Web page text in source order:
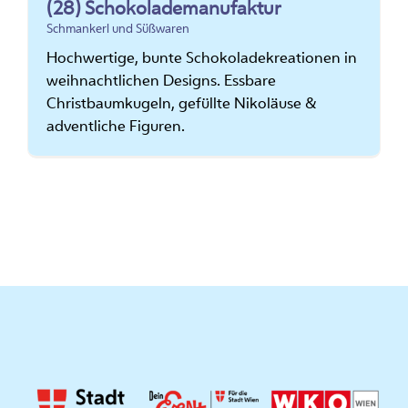
(28) Schokolademanufaktur
Schmankerl und Süßwaren
Hochwertige, bunte Schokoladekreationen in
weihnachtlichen Designs. Essbare
Christbaumkugeln, gefüllte Nikoläuse &
adventliche Figuren.